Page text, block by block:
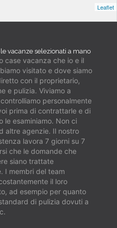
Leaflet
vacanze selezionati a mano
case vacanza che io e il
visitato e dove siamo
con il proprietario,
e pulizia. Viviamo a
personalmente
prima di contrattarle e di
le esaminiamo. Non ci
altre agenzie. Il nostro
lavora 7 giorni su 7
che le domande che
siano trattate
I membri del team
il loro
ad esempio per quanto
di pulizia dovuti a